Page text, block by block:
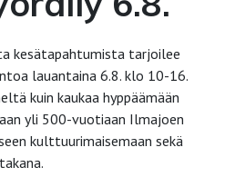
kesätapahtumista tarjoilee
lauantaina 6.8. klo 10-16.
kuin kaukaa hyppäämään
yli 500-vuotiaan Ilmajoen
kulttuurimaisemaan sekä